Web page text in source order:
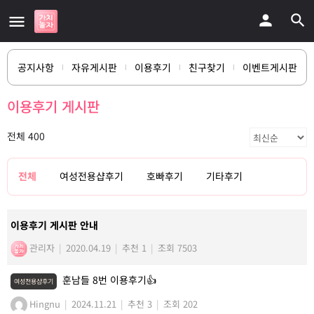
공지사항 자유게시판 이용후기 친구찾기 이벤트게시판
이용후기 게시판
전체 400
전체 여성전용샵후기 호빠후기 기타후기
이용후기 게시판 안내
관리자 | 2020.04.19 | 추천 1 | 조회 7503
여성전용샵후기 훈남들 8번 이용후기👍
Hingnu | 2024.11.21 | 추천 3 | 조회 202